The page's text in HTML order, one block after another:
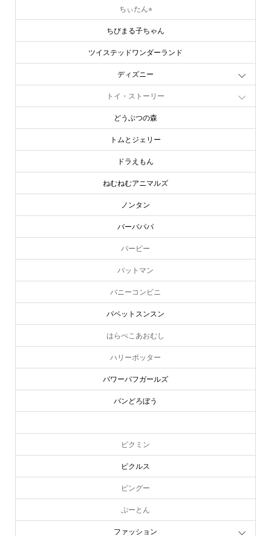
ちぃたん⭐︎
ちびまる子ちゃん
ツイステッドワンダーランド
ディズニー
トイ・ストーリー
どうぶつの森
トムとジェリー
ドラえもん
ねむねむアニマルズ
ノンタン
バーバパパ
バービー
バットマン
バニーコンビニ
パペットスンスン
はらぺこあおむし
ハリーポッター
パワーパフガールズ
パンどろぼう
ピクミン
ピクルス
ピングー
ぷーとん
ファッション